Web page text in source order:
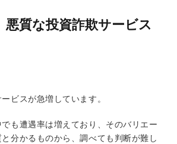
ビスが急増しています。
も遭遇率は増えており、そのバリエー
分かるものから、調べても判断が難し